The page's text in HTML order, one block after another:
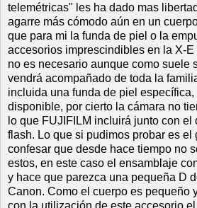
telemétricas" les ha dado mas
agarre más cómodo aún en un
que para mi la funda de piel o la
accesorios imprescindibles en la X-
no es necesario aunque como suele
vendrá acompañado de toda la
incluida una funda de piel
disponible, por cierto la cámara no
lo que FUJIFILM incluirá junto con
flash. Lo que si pudimos probar es el
confesar que desde hace tiempo no
estos, en este caso el ensamblaje
y hace que parezca una pequeña D
Canon. Como el cuerpo es pequeño
con la utilización de este accesorio